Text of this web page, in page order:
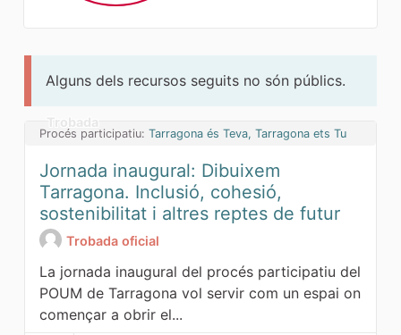
Alguns dels recursos seguits no són públics.
Procés participatiu: Tarragona és Teva, Tarragona ets Tu
Jornada inaugural: Dibuixem
Tarragona. Inclusió, cohesió,
sostenibilitat i altres reptes de futur
Trobada oficial
La jornada inaugural del procés participatiu del
POUM de Tarragona vol servir com un espai on
començar a obrir el...